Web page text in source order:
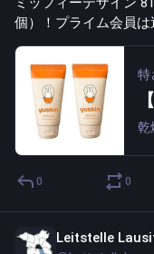
個）！プライム会員は
特
0 0
Leitstelle